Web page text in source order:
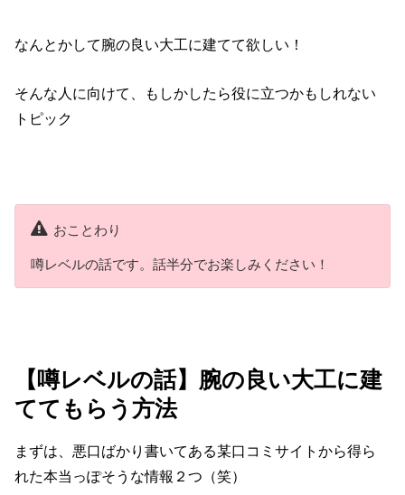
なんとかして腕の良い大工に建てて欲しい！
そんな人に向けて、もしかしたら役に立つかもしれない
トピック
おことわり
噂レベルの話です。話半分でお楽しみください！
【噂レベルの話】腕の良い大工に建
ててもらう方法
まずは、悪口ばかり書いてある某口コミサイトから得ら
れた本当っぽそうな情報２つ（笑）